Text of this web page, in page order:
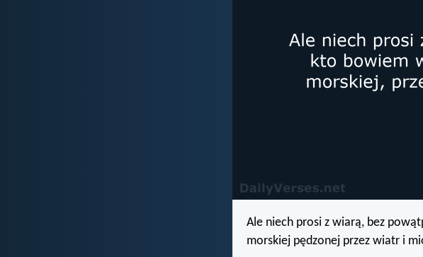
Ale niech prosi z wiarą, bez
morskiej pędzonej przez wiatr i